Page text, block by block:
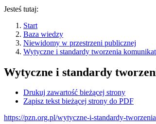
Jesteś tutaj:
Start
Baza wiedzy
Niewidomy w przestrzeni publicznej
Wytyczne i standardy tworzenia
Wytyczne i standardy
Drukuj zawartość bieżącej strony
Zapisz tekst bieżącej strony do PDF
https://pzn.org.pl/wytyczne-i-standardy-